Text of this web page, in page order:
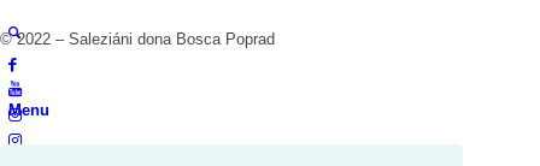
Menu
© 2022 – Saleziáni dona Bosca Poprad